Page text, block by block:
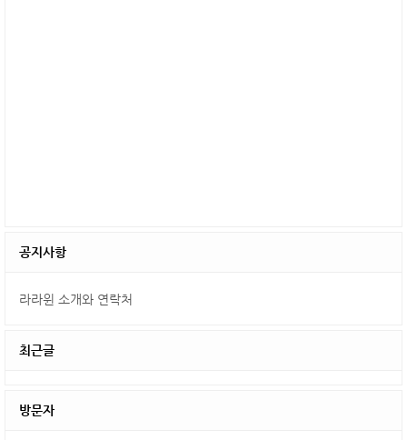
공지사항
라라윈 소개와 연락처
최근글
방문자